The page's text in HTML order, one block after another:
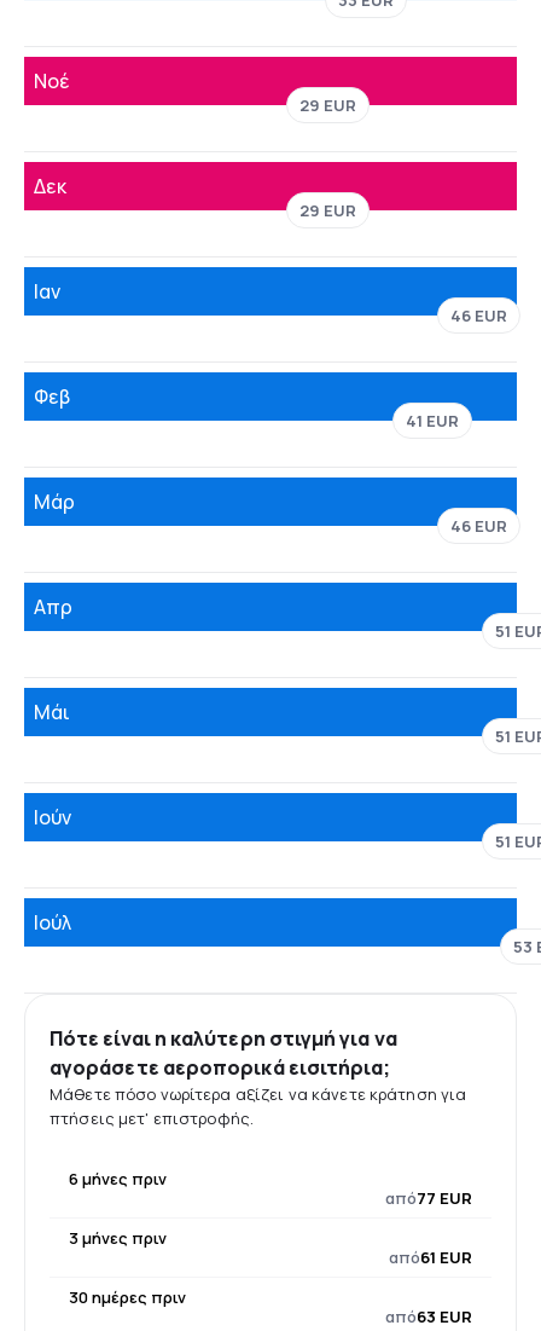
Νοέ
29 EUR
Δεκ
29 EUR
Ιαν
46 EUR
Φεβ
41 EUR
Μάρ
46 EUR
Απρ
51
Μάι
51
Ιούν
51
Ιούλ
53
Πότε είναι η καλύτερη στιγμή για να
αγοράσετε αεροπορικά εισιτήρια;
Μάθετε πόσο νωρίτερα αξίζει να κάνετε κράτηση για
πτήσεις μετ' επιστροφής.
6 μήνες πριν
από77 EUR
3 μήνες πριν
από61 EUR
30 ημέρες πριν
από63 EUR